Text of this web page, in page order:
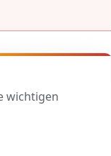
wichtigen